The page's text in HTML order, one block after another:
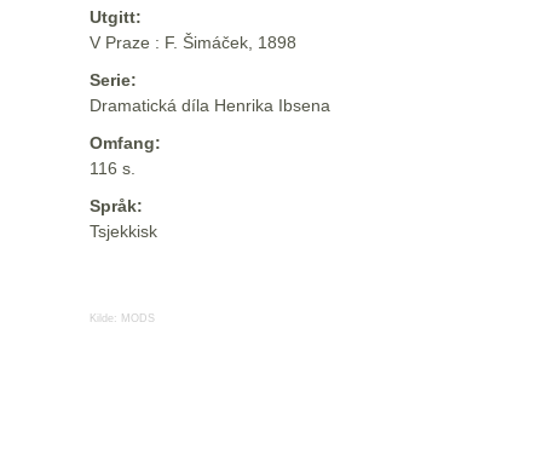
Utgitt:
V Praze : F. Šimáček, 1898
Serie:
Dramatická díla Henrika Ibsena
Omfang:
116 s.
Språk:
Tsjekkisk
Kilde: MODS